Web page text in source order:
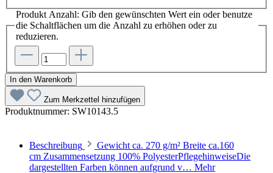
Produkt Anzahl: Gib den gewünschten Wert ein oder benutze
die Schaltflächen um die Anzahl zu erhöhen oder zu
reduzieren.
In den Warenkorb
Zum Merkzettel hinzufügen
Produktnummer: SW10143.5
Beschreibung
Gewicht ca. 270 g/m² Breite ca.160
cm Zusammensetzung 100% PolyesterPflegehinweiseDie
dargestellten Farben können aufgrund v… Mehr